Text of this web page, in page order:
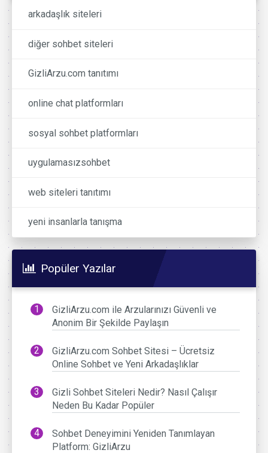
arkadaşlık siteleri
diğer sohbet siteleri
GizliArzu.com tanıtımı
online chat platformları
sosyal sohbet platformları
uygulamasızsohbet
web siteleri tanıtımı
yeni insanlarla tanışma
Popüler Yazılar
GizliArzu.com ile Arzularınızı Güvenli ve
Anonim Bir Şekilde Paylaşın
GizliArzu.com Sohbet Sitesi – Ücretsiz
Online Sohbet ve Yeni Arkadaşlıklar
Gizli Sohbet Siteleri Nedir? Nasıl Çalışır
Neden Bu Kadar Popüler
Sohbet Deneyimini Yeniden Tanımlayan
Platform: GizliArzu